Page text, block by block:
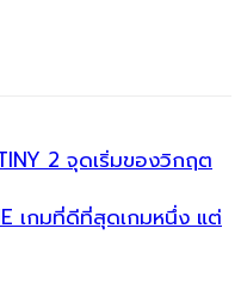
2 จุดเริ่มของวิกฤต
เกมที่ดีที่สุดเกมหนึ่ง แต่